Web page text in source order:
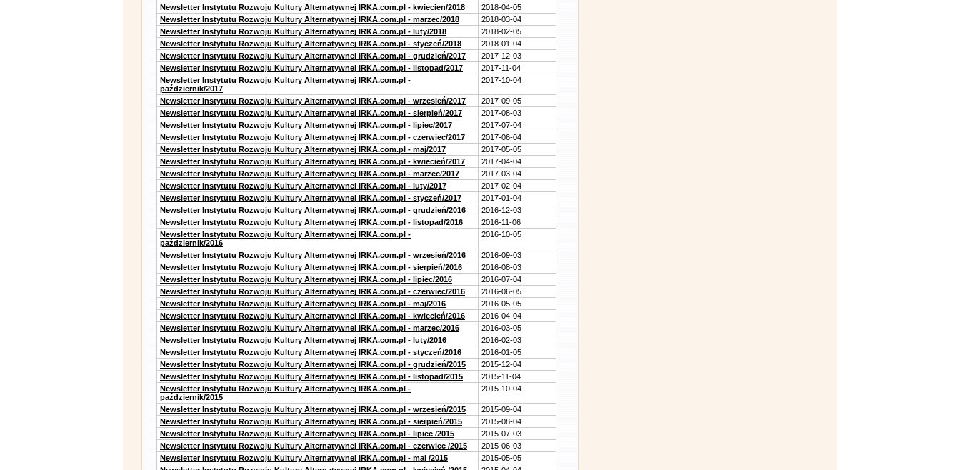
Newsletter Instytutu Rozwoju Kultury Alternatywnej IRKA.com.pl - kwiecien/2018
2018-04-05
Newsletter Instytutu Rozwoju Kultury Alternatywnej IRKA.com.pl - marzec/2018
2018-03-04
Newsletter Instytutu Rozwoju Kultury Alternatywnej IRKA.com.pl - luty/2018
2018-02-05
Newsletter Instytutu Rozwoju Kultury Alternatywnej IRKA.com.pl - styczeń/2018
2018-01-04
Newsletter Instytutu Rozwoju Kultury Alternatywnej IRKA.com.pl - grudzień/2017
2017-12-03
Newsletter Instytutu Rozwoju Kultury Alternatywnej IRKA.com.pl - listopad/2017
2017-11-04
Newsletter Instytutu Rozwoju Kultury Alternatywnej IRKA.com.pl -
październik/2017
2017-10-04
Newsletter Instytutu Rozwoju Kultury Alternatywnej IRKA.com.pl - wrzesień/2017
2017-09-05
Newsletter Instytutu Rozwoju Kultury Alternatywnej IRKA.com.pl - sierpień/2017
2017-08-03
Newsletter Instytutu Rozwoju Kultury Alternatywnej IRKA.com.pl - lipiec/2017
2017-07-04
Newsletter Instytutu Rozwoju Kultury Alternatywnej IRKA.com.pl - czerwiec/2017
2017-06-04
Newsletter Instytutu Rozwoju Kultury Alternatywnej IRKA.com.pl - maj/2017
2017-05-05
Newsletter Instytutu Rozwoju Kultury Alternatywnej IRKA.com.pl - kwiecień/2017
2017-04-04
Newsletter Instytutu Rozwoju Kultury Alternatywnej IRKA.com.pl - marzec/2017
2017-03-04
Newsletter Instytutu Rozwoju Kultury Alternatywnej IRKA.com.pl - luty/2017
2017-02-04
Newsletter Instytutu Rozwoju Kultury Alternatywnej IRKA.com.pl - styczeń/2017
2017-01-04
Newsletter Instytutu Rozwoju Kultury Alternatywnej IRKA.com.pl - grudzień/2016
2016-12-03
Newsletter Instytutu Rozwoju Kultury Alternatywnej IRKA.com.pl - listopad/2016
2016-11-06
Newsletter Instytutu Rozwoju Kultury Alternatywnej IRKA.com.pl -
październik/2016
2016-10-05
Newsletter Instytutu Rozwoju Kultury Alternatywnej IRKA.com.pl - wrzesień/2016
2016-09-03
Newsletter Instytutu Rozwoju Kultury Alternatywnej IRKA.com.pl - sierpień/2016
2016-08-03
Newsletter Instytutu Rozwoju Kultury Alternatywnej IRKA.com.pl - lipiec/2016
2016-07-04
Newsletter Instytutu Rozwoju Kultury Alternatywnej IRKA.com.pl - czerwiec/2016
2016-06-05
Newsletter Instytutu Rozwoju Kultury Alternatywnej IRKA.com.pl - maj/2016
2016-05-05
Newsletter Instytutu Rozwoju Kultury Alternatywnej IRKA.com.pl - kwiecień/2016
2016-04-04
Newsletter Instytutu Rozwoju Kultury Alternatywnej IRKA.com.pl - marzec/2016
2016-03-05
Newsletter Instytutu Rozwoju Kultury Alternatywnej IRKA.com.pl - luty/2016
2016-02-03
Newsletter Instytutu Rozwoju Kultury Alternatywnej IRKA.com.pl - styczeń/2016
2016-01-05
Newsletter Instytutu Rozwoju Kultury Alternatywnej IRKA.com.pl - grudzień/2015
2015-12-04
Newsletter Instytutu Rozwoju Kultury Alternatywnej IRKA.com.pl - listopad/2015
2015-11-04
Newsletter Instytutu Rozwoju Kultury Alternatywnej IRKA.com.pl -
październik/2015
2015-10-04
Newsletter Instytutu Rozwoju Kultury Alternatywnej IRKA.com.pl - wrzesień/2015
2015-09-04
Newsletter Instytutu Rozwoju Kultury Alternatywnej IRKA.com.pl - sierpień/2015
2015-08-04
Newsletter Instytutu Rozwoju Kultury Alternatywnej IRKA.com.pl - lipiec /2015
2015-07-03
Newsletter Instytutu Rozwoju Kultury Alternatywnej IRKA.com.pl - czerwiec /2015
2015-06-03
Newsletter Instytutu Rozwoju Kultury Alternatywnej IRKA.com.pl - maj /2015
2015-05-05